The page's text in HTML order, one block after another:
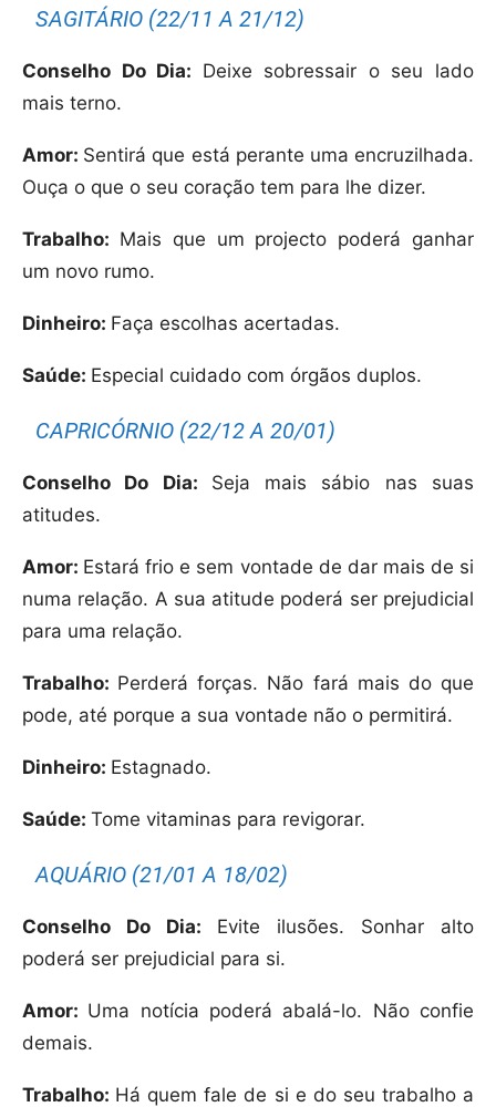
SAGITÁRIO (22/11 A 21/12)
Conselho Do Dia: Deixe sobressair o seu lado
mais terno.
Amor: Sentirá que está perante uma encruzilhada.
Ouça o que o seu coração tem para lhe dizer.
Trabalho: Mais que um projecto poderá ganhar
um novo rumo.
Dinheiro: Faça escolhas acertadas.
Saúde: Especial cuidado com órgãos duplos.
CAPRICÓRNIO (22/12 A 20/01)
Conselho Do Dia: Seja mais sábio nas suas
atitudes.
Amor: Estará frio e sem vontade de dar mais de si
numa relação. A sua atitude poderá ser prejudicial
para uma relação.
Trabalho: Perderá forças. Não fará mais do que
pode, até porque a sua vontade não o permitirá.
Dinheiro: Estagnado.
Saúde: Tome vitaminas para revigorar.
AQUÁRIO (21/01 A 18/02)
Conselho Do Dia: Evite ilusões. Sonhar alto
poderá ser prejudicial para si.
Amor: Uma notícia poderá abalá-lo. Não confie
demais.
Trabalho: Há quem fale de si e do seu trabalho a